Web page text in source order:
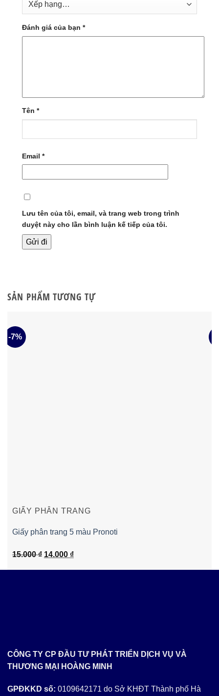
Đánh giá của bạn *
Tên *
Email *
Lưu tên của tôi, email, và trang web trong trình
duyệt này cho lần bình luận kế tiếp của tôi.
SẢN PHẨM TƯƠNG TỰ
-7%
GIẤY PHÂN TRANG
Giấy phân trang 5 màu Pronoti
15.000₫ Giá
14.000 ₫Giá
CÔNG TY CP ĐẦU TƯ PHÁT TRIỂN DỊCH VỤ VÀ
THƯƠNG MẠI HOÀNG MINH
GPĐKKD số: 0109642171 do Sở KHĐT Thành phố Hà